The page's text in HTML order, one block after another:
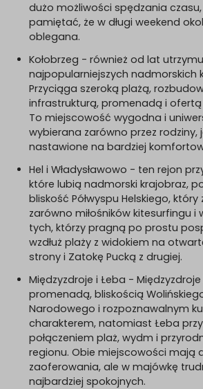
dużo możliwości spędzania
pamiętać, że w długi weekend
oblegana.
Kołobrzeg - również od lat
najpopularniejszych nadmorskich
Przyciąga szeroką plażą,
infrastrukturą, promenadą i ofertą
To miejscowość wygodna i
wybierana zarówno przez rodziny,
nastawione na bardziej
Hel i Władysławowo - ten rejon
które lubią nadmorski krajobraz,
bliskość Półwyspu Helskiego,
zarówno miłośników kitesurfingu i
tych, którzy pragną po prostu
wzdłuż plaży z widokiem na
strony i Zatokę Pucką z drugiej.
Międzyzdroje i Łeba - Międzyzdroje
promenadą, bliskością
Narodowego i rozpoznawalnym
charakterem, natomiast Łeba
połączeniem plaż, wydm i
regionu. Obie miejscowości mają
zaoferowania, ale w majówkę
najbardziej spokojnych.